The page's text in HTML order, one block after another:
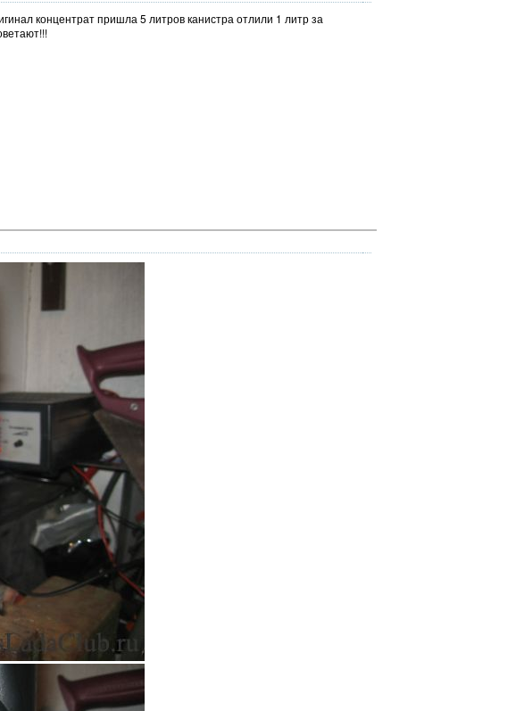
концентрат пришла 5 литров канистра отлили 1 литр за